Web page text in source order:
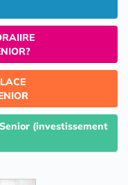
(investissement